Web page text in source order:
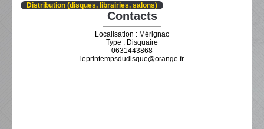
Distribution (disques, librairies, salons)
Contacts
Localisation : Mérignac
Type : Disquaire
0631443868
leprintempsdudisque@orange.fr